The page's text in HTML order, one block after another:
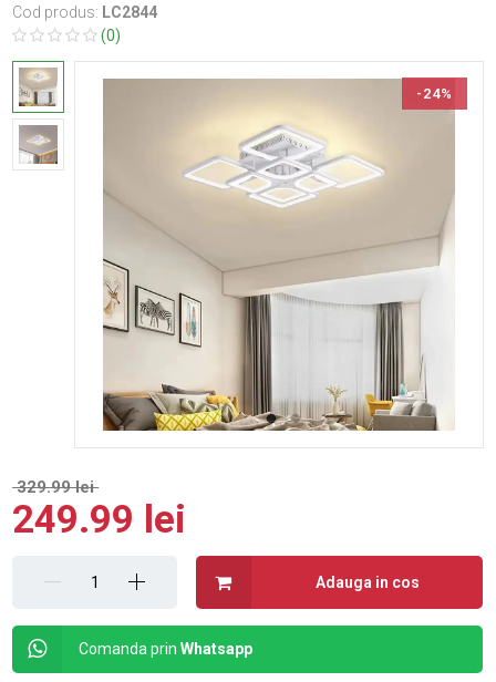
Cod produs: LC2844
(0)
-24%
329.99 lei
249.99 lei
Adauga in cos
Comanda prinWhatsapp